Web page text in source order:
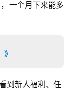
一个月下来能多
到新人福利、任